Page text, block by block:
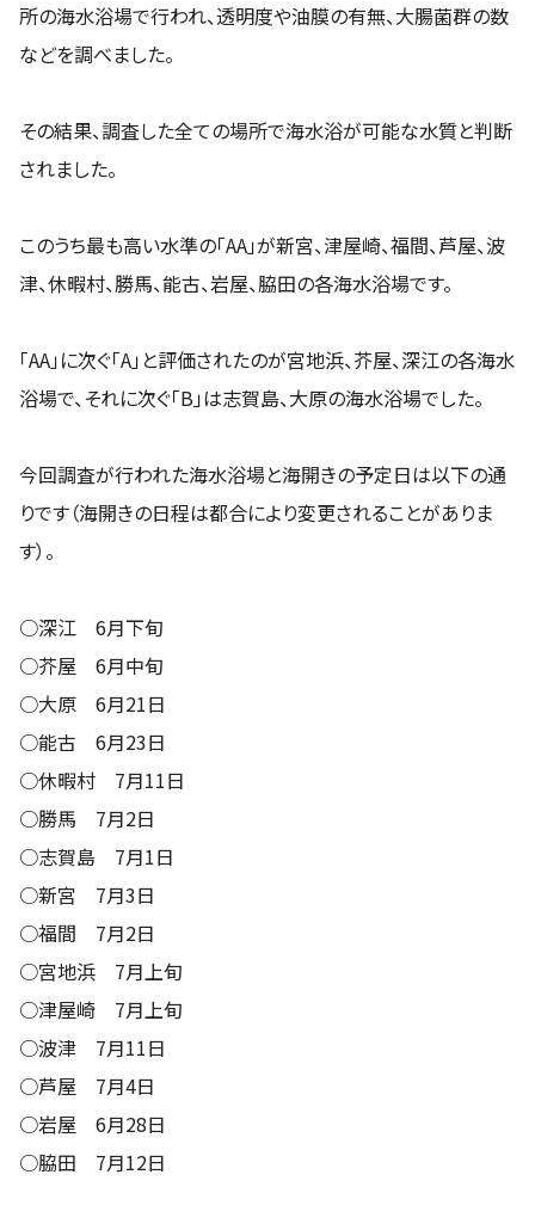
所の海水浴場で行われ、透明度や油膜の有無、大腸菌群の数
などを調べました。
その結果、調査した全ての場所で海水浴が可能な水質と判断
されました。
このうち最も高い水準の「AA」が新宮、津屋崎、福間、芦屋、波
津、休暇村、勝馬、能古、岩屋、脇田の各海水浴場です。
「AA」に次ぐ「A」と評価されたのが宮地浜、芥屋、深江の各海水
浴場で、それに次ぐ「B」は志賀島、大原の海水浴場でした。
今回調査が行われた海水浴場と海開きの予定日は以下の通
りです（海開きの日程は都合により変更されることがありま
す）。
○深江 6月下旬
○芥屋 6月中旬
○大原 6月21日
○能古 6月23日
○休暇村 7月11日
○勝馬 7月2日
○志賀島 7月1日
○新宮 7月3日
○福間 7月2日
○宮地浜 7月上旬
○津屋崎 7月上旬
○波津 7月11日
○芦屋 7月4日
○岩屋 6月28日
○脇田 7月12日